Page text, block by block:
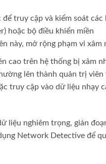
truy cập và kiểm soát các
hoặc bộ điều khiển miền
này, mở rộng phạm vi xâm
cao trên hệ thống bị xâm
lên thành quản trị viên
truy cập vào dữ liệu nhạy
liệu nghiêm trọng, gián
Network Detective để